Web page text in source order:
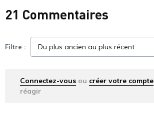
21 Commentaires
Filtre :
Connectez-vous ou créer votre compte
réagir